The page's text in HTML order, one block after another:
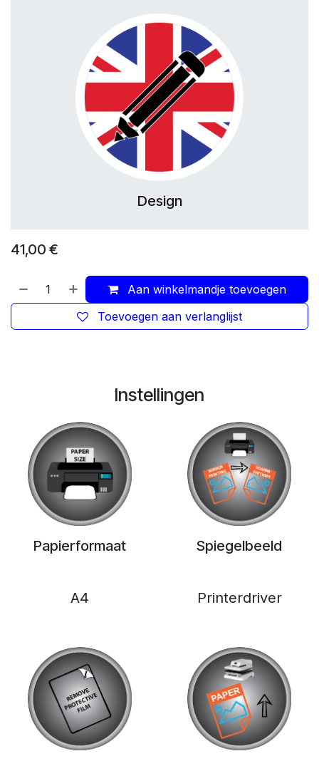
Design
41,00 €
Aan winkelmandje toevoegen
Toevoegen aan verlanglijst
Instellingen
Papierformaat
A4
Spiegelbeeld
Printerdriver